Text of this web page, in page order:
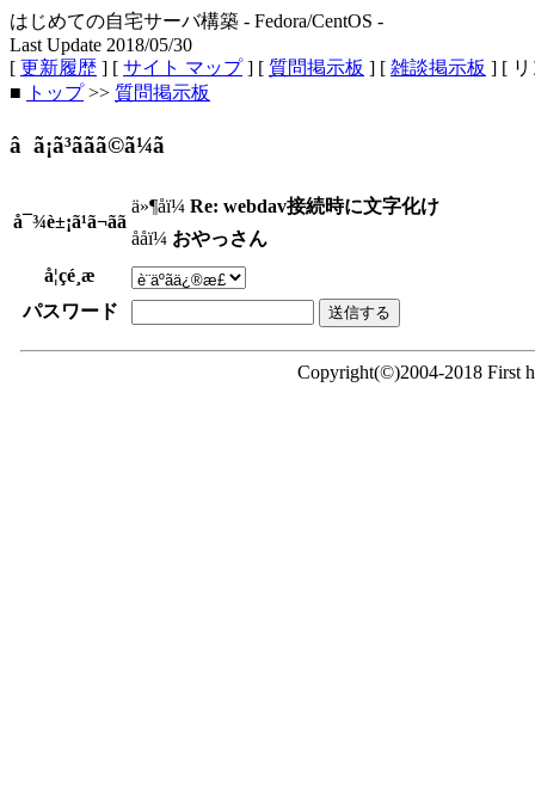
はじめての自宅サーバ構築 - Fedora/CentOS -
Last Update 2018/05/30
[ 更新履歴 ] [ サイト マップ] [ 質問掲示板 ] [ 雑談掲示板 ] [
■
トップ>> 質問掲示板
â ã¡ã³ããã©ã¼ã
å¯¾è±¡ã¹ã¬ãã
ä»¶åï¼ Re: webdav接続時に文字化け
ååï¼ おやっさん
å¦çé¸æ
パスワード
Copyright(©)2004-2018 First